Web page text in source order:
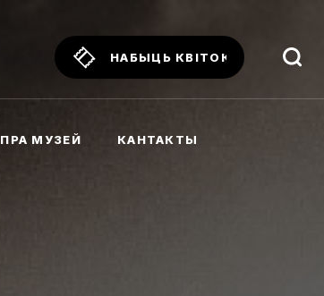
НАБЫЦЬ КВІТОК
ПРА МУЗЕЙ КАНТАКТЫ